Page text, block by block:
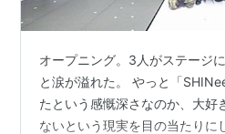
オープニング。3人がステージ
と涙が溢れた。 やっと「
たという感慨深さなのか、大好
ないという現実を目の当たりに